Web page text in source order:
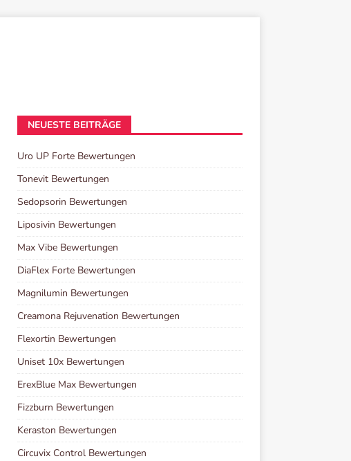
NEUESTE BEITRÄGE
Uro UP Forte Bewertungen
Tonevit Bewertungen
Sedopsorin Bewertungen
Liposivin Bewertungen
Max Vibe Bewertungen
DiaFlex Forte Bewertungen
Magnilumin Bewertungen
Creamona Rejuvenation Bewertungen
Flexortin Bewertungen
Uniset 10x Bewertungen
ErexBlue Max Bewertungen
Fizzburn Bewertungen
Keraston Bewertungen
Circuvix Control Bewertungen